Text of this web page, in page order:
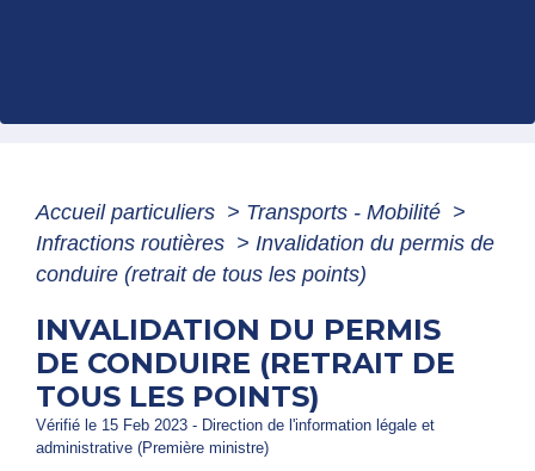
Accueil particuliers > Transports - Mobilité >
Infractions routières > Invalidation du permis de
conduire (retrait de tous les points)
INVALIDATION DU PERMIS
DE CONDUIRE (RETRAIT DE
TOUS LES POINTS)
Vérifié le 15 Feb 2023 - Direction de l'information légale et
administrative (Première ministre)